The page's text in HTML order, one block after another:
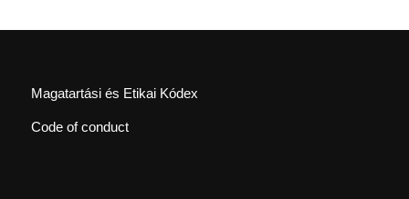
Magatartási és Etikai Kódex
Code of conduct